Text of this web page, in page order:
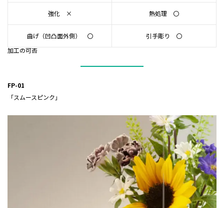
強化 × 熱処理 〇
曲げ（凹凸面外側） 〇
引手彫り 〇
加工の可否
FP-01
「スムースピンク」